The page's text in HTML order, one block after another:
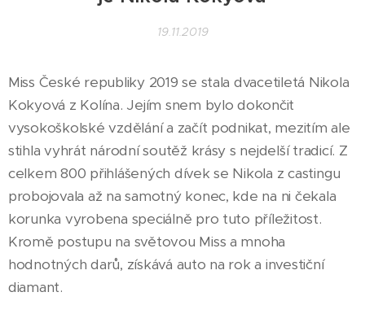
19.11.2019
Miss České republiky 2019 se stala dvacetiletá Nikola
Kokyová z Kolína. Jejím snem bylo dokončit
vysokoškolské vzdělání a začít podnikat, mezitím ale
stihla vyhrát národní soutěž krásy s nejdelší tradicí. Z
celkem 800 přihlášených dívek se Nikola z castingu
probojovala až na samotný konec, kde na ni čekala
korunka vyrobena speciálně pro tuto příležitost.
Kromě postupu na světovou Miss a mnoha
hodnotných darů, získává auto na rok a investiční
diamant.